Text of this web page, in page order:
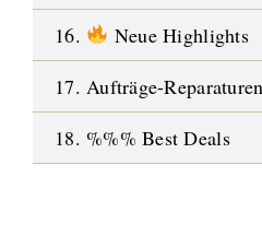
16.
Neue Highlights
17. Aufträge-Reparaturen
18. %%% Best Deals